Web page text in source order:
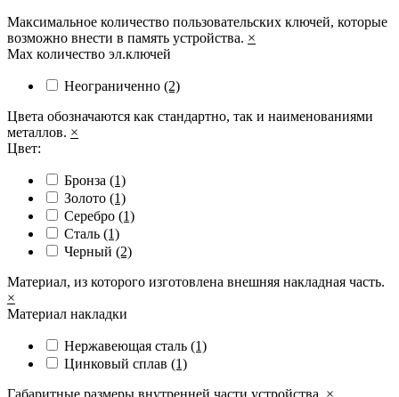
Максимальное количество пользовательских ключей, которые
возможно внести в память устройства. ×
Max количество эл.ключей
Неограниченно (2)
Цвета обозначаются как стандартно, так и наименованиями
металлов. ×
Цвет:
Бронза (1)
Золото (1)
Серебро (1)
Сталь (1)
Черный (2)
Материал, из которого изготовлена внешняя накладная часть.
×
Материал накладки
Нержавеющая сталь (1)
Цинковый сплав (1)
Габаритные размеры внутренней части устройства. ×